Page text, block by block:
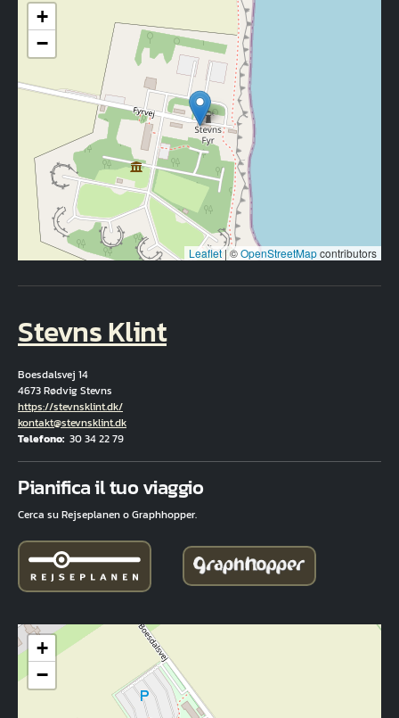
+
−
Leaflet | ©OpenStreetMapcontributors
Stevns Klint
Boesdalsvej 14
4673 Rødvig Stevns
Hjemmeside
https://stevnsklint.dk/
E-mail
kontakt@stevnsklint.dk
Telefono 30 34 22 79
Pianifica il tuo viaggio
Cerca su Rejseplanen o Graphhopper.
+
−